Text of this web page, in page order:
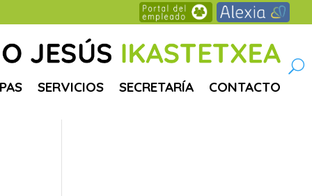
SERVICIOS SECRETARÍA CONTACTO